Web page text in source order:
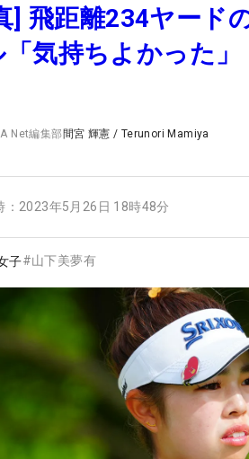
] 飛距離234ヤード
「気持ちよかった
Net編集部間宮 輝憲 / Terunori Mamiya
2023年5月26日 18時48分
子#山下美夢有